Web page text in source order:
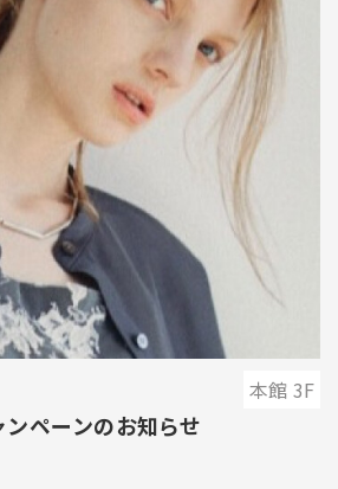
本館 3F
ペーンのお知らせ